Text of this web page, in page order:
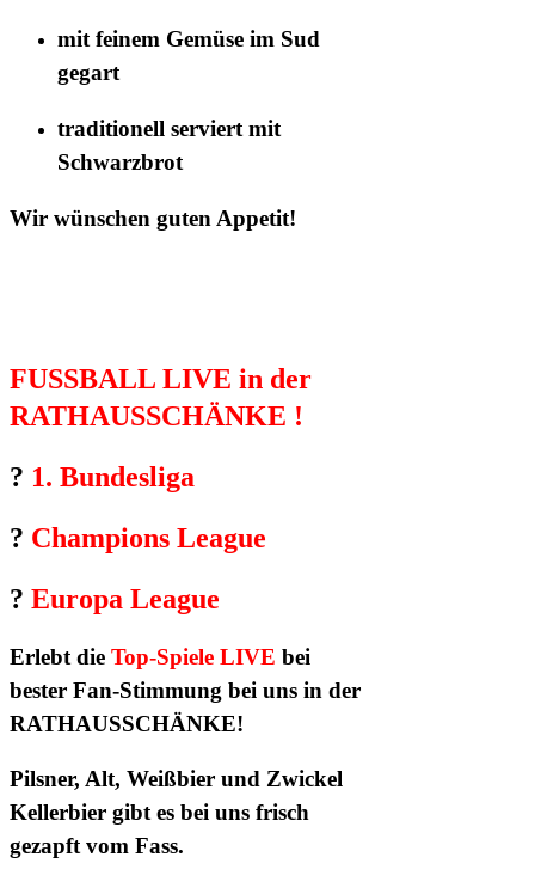
mit feinem Gemüse im Sud
gegart
traditionell serviert mit
Schwarzbrot
Wir wünschen guten Appetit!
FUSSBALL LIVE in der
RATHAUSSCHÄNKE !
? 1. Bundesliga
? Champions League
? Europa League
Erlebt die Top-Spiele LIVE bei
bester Fan-Stimmung bei uns in der
RATHAUSSCHÄNKE!
Pilsner, Alt, Weißbier und Zwickel
Kellerbier gibt es bei uns frisch
gezapft vom Fass.